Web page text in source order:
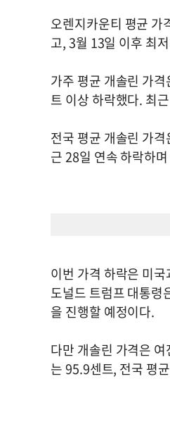
오렌지카운티 평균 가
고, 3월 13일 이후 최
가주 평균 개솔린 가
트 이상 하락했다. 최
전국 평균 개솔린 가
근 28일 연속 하락하
이번 가격 하락은 미
도널드 트럼프 대통령
을 진행할 예정이다.
다만 개솔린 가격은
는 95.9센트, 전국 평